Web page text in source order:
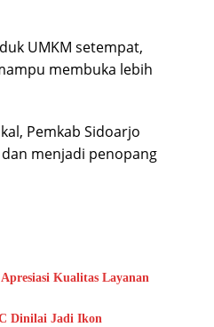
UMKM setempat,
membuka lebih
Pemkab Sidoarjo
menjadi penopang
Kualitas Layanan
Dinilai Jadi Ikon